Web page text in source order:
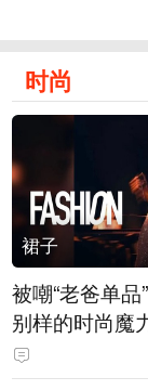
时尚
裙子
被嘲“老爸单
别样的时尚魔